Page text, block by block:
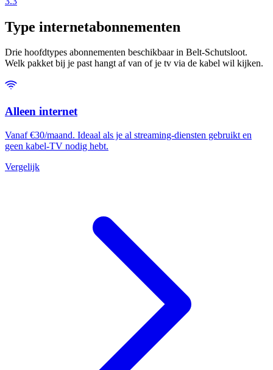
Type internetabonnementen
Drie hoofdtypes abonnementen beschikbaar in Belt-Schutsloot.
Welk pakket bij je past hangt af van of je tv via de kabel wil kijken.
Alleen internet
Vanaf €30/maand. Ideaal als je al streaming-diensten gebruikt en
geen kabel-TV nodig hebt.
Vergelijk